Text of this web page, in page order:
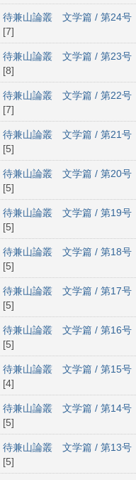
待兼山論叢 文学篇 / 第24号
[7]
待兼山論叢 文学篇 / 第23号
[8]
待兼山論叢 文学篇 / 第22号
[7]
待兼山論叢 文学篇 / 第21号
[5]
待兼山論叢 文学篇 / 第20号
[5]
待兼山論叢 文学篇 / 第19号
[5]
待兼山論叢 文学篇 / 第18号
[5]
待兼山論叢 文学篇 / 第17号
[5]
待兼山論叢 文学篇 / 第16号
[5]
待兼山論叢 文学篇 / 第15号
[4]
待兼山論叢 文学篇 / 第14号
[5]
待兼山論叢 文学篇 / 第13号
[5]